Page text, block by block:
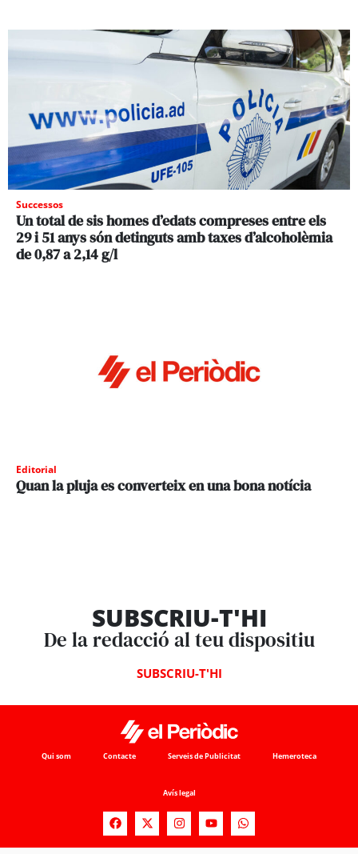
Successos
Un total de sis homes d’edats compreses entre els
29 i 51 anys són detinguts amb taxes d’alcoholèmia
de 0,87 a 2,14 g/l
Editorial
Quan la pluja es converteix en una bona notícia
SUBSCRIU-T'HI
De la redacció al teu dispositiu
SUBSCRIU-T'HI
Qui som Contacte Serveis de Publicitat Hemeroteca
Avís legal